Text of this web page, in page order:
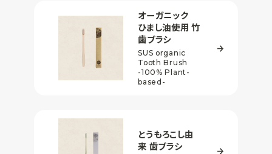
オーガニック
ひまし油使用 竹
歯ブラシ
SUS organic
Tooth Brush
-100% Plant-
based-
とうもろこし由
来 歯ブラシ